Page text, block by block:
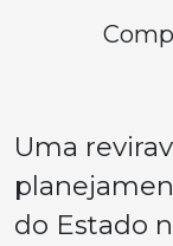
Uma
do Estado